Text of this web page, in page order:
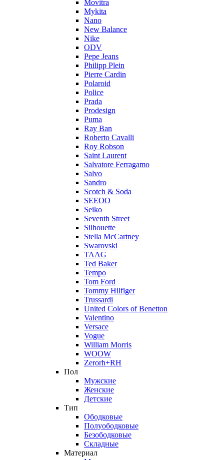
Movitra
Mykita
Nano
New Balance
Nike
ODV
Pepe Jeans
Philipp Plein
Pierre Cardin
Polaroid
Police
Prada
Prodesign
Puma
Ray Ban
Roberto Cavalli
Roy Robson
Saint Laurent
Salvatore Ferragamo
Salvo
Sandro
Scotch & Soda
SEEOO
Seiko
Seventh Street
Silhouette
Stella McCartney
Swarovski
TAAG
Ted Baker
Tempo
Tom Ford
Tommy Hilfiger
Trussardi
United Colors of Benetton
Valentino
Versace
Vogue
William Morris
WOOW
Zerorh+RH
Пол
Мужские
Женские
Детские
Тип
Ободковые
Полуободковые
Безободковые
Складные
Материал